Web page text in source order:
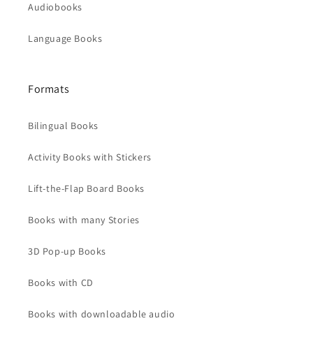
Audiobooks
Language Books
Formats
Bilingual Books
Activity Books with Stickers
Lift-the-Flap Board Books
Books with many Stories
3D Pop-up Books
Books with CD
Books with downloadable audio